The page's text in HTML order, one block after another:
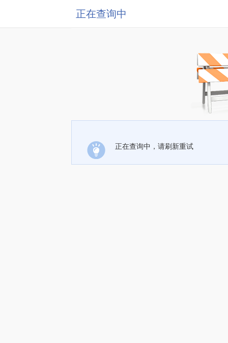
正在查询中
正在查询中，请刷新重试